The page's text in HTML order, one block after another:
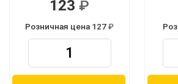
123
Розничная цена 127